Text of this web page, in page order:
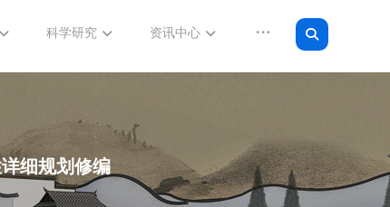
科学研究 资讯中心
细规划修编